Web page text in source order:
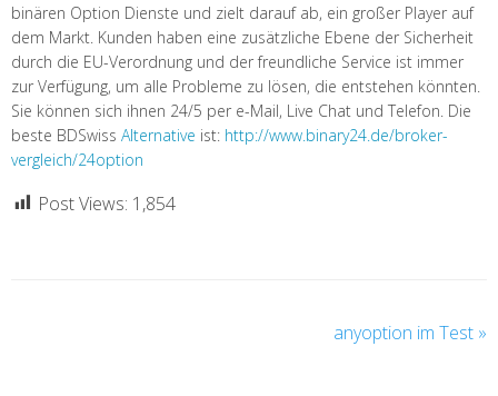
binären Option Dienste und zielt darauf ab, ein großer Player auf
dem Markt. Kunden haben eine zusätzliche Ebene der Sicherheit
durch die EU-Verordnung und der freundliche Service ist immer
zur Verfügung, um alle Probleme zu lösen, die entstehen könnten.
Sie können sich ihnen 24/5 per e-Mail, Live Chat und Telefon. Die
beste BDSwiss Alternative ist: http://www.binary24.de/broker-
vergleich/24option
Post Views: 1,854
anyoption im Test »